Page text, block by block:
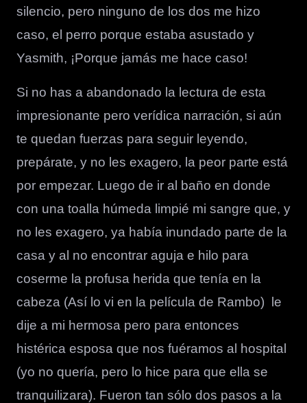
silencio, pero ninguno de los dos me hizo
caso, el perro porque estaba asustado y
Yasmith, ¡Porque jamás me hace caso!
Si no has a abandonado la lectura de esta
impresionante pero verídica narración, si aún
te quedan fuerzas para seguir leyendo,
prepárate, y no les exagero, la peor parte está
por empezar. Luego de ir al baño en donde
con una toalla húmeda limpié mi sangre que, y
no les exagero, ya había inundado parte de la
casa y al no encontrar aguja e hilo para
coserme la profusa herida que tenía en la
cabeza (Así lo vi en la película de Rambo) le
dije a mi hermosa pero para entonces
histérica esposa que nos fuéramos al hospital
(yo no quería, pero lo hice para que ella se
tranquilizara). Fueron tan sólo dos pasos a la